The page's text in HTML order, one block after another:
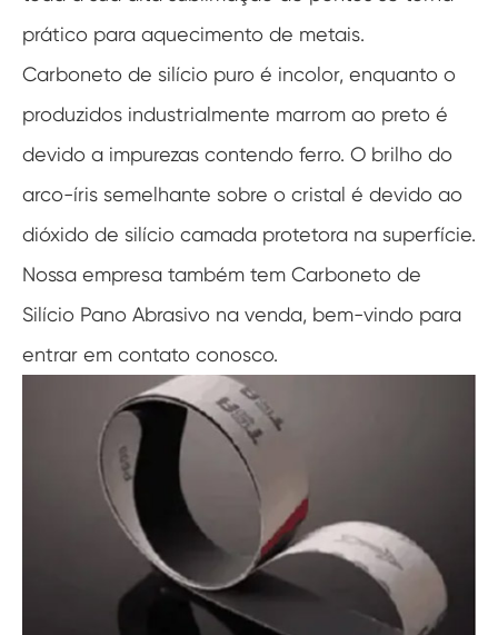
prático para aquecimento de metais.
Carboneto de silício puro é incolor, enquanto o
produzidos industrialmente marrom ao preto é
devido a impurezas contendo ferro. O brilho do
arco-íris semelhante sobre o cristal é devido ao
dióxido de silício camada protetora na superfície.
Nossa empresa também tem Carboneto de
Silício Pano Abrasivo na venda, bem-vindo para
entrar em contato conosco.